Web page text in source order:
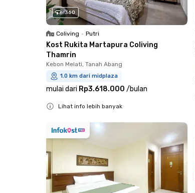
360
Coliving • Putri
Kost Rukita Martapura Coliving
Thamrin
Kebon Melati, Tanah Abang
1.0 km dari midplaza
mulai dari Rp3.618.000 /bulan
Lihat info lebih banyak